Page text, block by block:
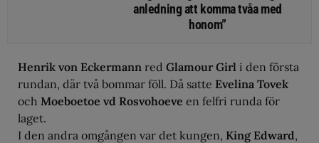
anledning att komma tvåa med
honom”
Henrik von Eckermann red Glamour Girl i den första
rundan, där två bommar föll. Då satte Evelina Tovek
och Moeboetoe vd Rosvohoeve en felfri runda för
laget.
I den andra omgången var det kungen, King Edward,